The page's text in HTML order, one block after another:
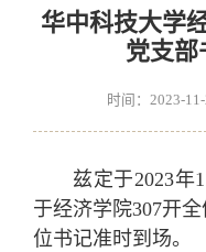
华中科技大学
党支部
时间：2023-
兹定于2023年
于经济学院307开
位书记准时到场。